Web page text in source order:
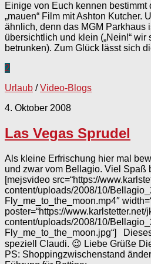
Einige von Euch kennen bestimmt
„mauen“ Film mit Ashton Kutcher.
ähnlich, denn das MGM Parkhaus
übersichtlich und klein („Nein!“ wir
betrunken). Zum Glück lässt sich
2
Urlaub /Video-Blogs
4. Oktober 2008
Las Vegas Sprudel
Als kleine Erfrischung hier mal
und zwar vom Bellagio. Viel Spaß
[mejsvideo src=“https://
content/uploads/2008/10/
Fly_me_to_the_moon.mp4″
poster=“https://www.karlstetter.net/
content/uploads/2008/10/
Fly_me_to_the_moon.jpg“]
speziell Claudi. 😉 Liebe Grüße
PS: Shoppingzwischenstand